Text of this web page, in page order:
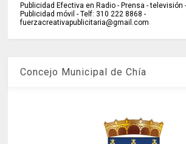
Publicidad Efectiva en Radio - Prensa -
Publicidad móvil - Telf: 310 222 8868 -
fuerzacreativapublicitaria@gmail.com
Concejo Municipal de Chía